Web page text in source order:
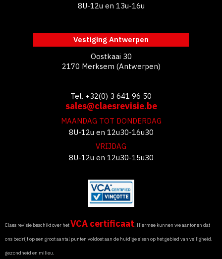
8U-12u en 13u-16u
Vestiging Antwerpen
Oostkaai 30
2170 Merksem (Antwerpen)
Tel. +32(0) 3 641 96 50
sales@claesrevisie.be
MAANDAG TOT DONDERDAG
8U-12u en 12u30-16u30
VRIJDAG
8U-12u en 12u30-15u30
Claes revisie beschikt over hetVCA certificaat. Hiermee kunnen we aantonen dat
ons bedrijf op een groot aantal punten voldoet aan de huidige eisen op het gebied van veiligheid,
gezondheid en milieu.